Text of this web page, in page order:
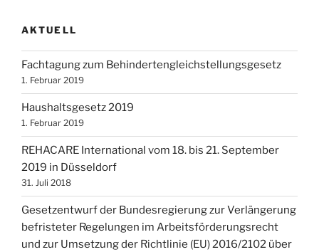
AKTUELL
Fachtagung zum Behindertengleichstellungsgesetz
1. Februar 2019
Haushaltsgesetz 2019
1. Februar 2019
REHACARE International vom 18. bis 21. September
2019 in Düsseldorf
31. Juli 2018
Gesetzentwurf der Bundesregierung zur Verlängerung
befristeter Regelungen im Arbeitsförderungsrecht
und zur Umsetzung der Richtlinie (EU) 2016/2102 über